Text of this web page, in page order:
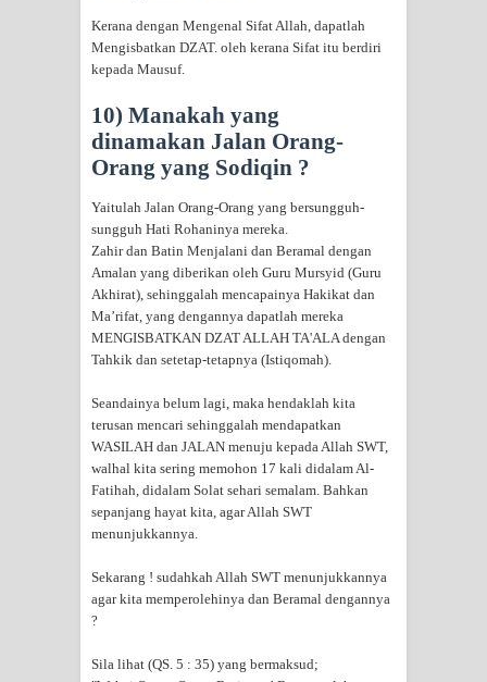
Kerana dengan Mengenal Sifat Allah, dapatlah
Mengisbatkan DZAT. oleh kerana Sifat itu berdiri
kepada Mausuf.
10) Manakah yang
dinamakan Jalan Orang-
Orang yang Sodiqin ?
Yaitulah Jalan Orang-Orang yang bersungguh-
sungguh Hati Rohaninya mereka.
Zahir dan Batin Menjalani dan Beramal dengan
Amalan yang diberikan oleh Guru Mursyid (Guru
Akhirat), sehinggalah mencapainya Hakikat dan
Ma’rifat, yang dengannya dapatlah mereka
MENGISBATKAN DZAT ALLAH TA'ALA dengan
Tahkik dan setetap-tetapnya (Istiqomah).
Seandainya belum lagi, maka hendaklah kita
terusan mencari sehinggalah mendapatkan
WASILAH dan JALAN menuju kepada Allah SWT,
walhal kita sering memohon 17 kali didalam Al-
Fatihah, didalam Solat sehari semalam. Bahkan
sepanjang hayat kita, agar Allah SWT
menunjukkannya.
Sekarang ! sudahkah Allah SWT menunjukkannya
agar kita memperolehinya dan Beramal dengannya
?
Sila lihat (QS. 5 : 35) yang bermaksud;